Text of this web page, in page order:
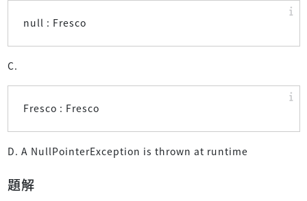
null : Fresco
C.
Fresco : Fresco
D. A NullPointerException is thrown at runtime
題解